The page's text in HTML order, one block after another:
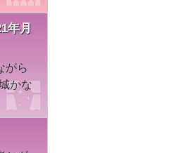
年月
がら
かな